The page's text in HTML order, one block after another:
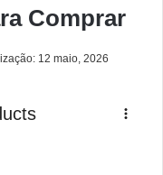
Comprar
12 maio, 2026